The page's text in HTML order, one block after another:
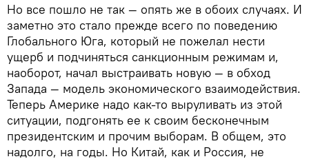
Но все пошло не так — опять же в обоих случаях. И
заметно это стало прежде всего по поведению
Глобального Юга, который не пожелал нести
ущерб и подчиняться санкционным режимам и,
наоборот, начал выстраивать новую — в обход
Запада — модель экономического взаимодействия.
Теперь Америке надо как-то выруливать из этой
ситуации, подгонять ее к своим бесконечным
президентским и прочим выборам. В общем, это
надолго, на годы. Но Китай, как и Россия, не